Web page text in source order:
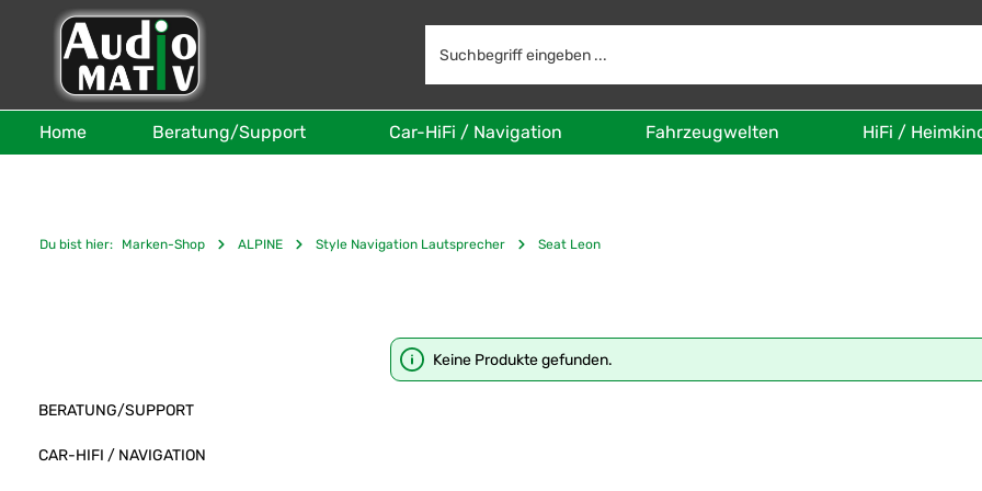
Hauptinhalt springen
Zur Suche springen
Zur Hauptnavigation springen
Home Beratung/Support Car-HiFi / Navigation Fahrzeugwelten HiFi /
Du bist hier: Marken-Shop ALPINE Style Navigation Lautsprecher Seat Leon
BERATUNG/SUPPORT
CAR-HIFI / NAVIGATION
Keine Produkte gefunden.